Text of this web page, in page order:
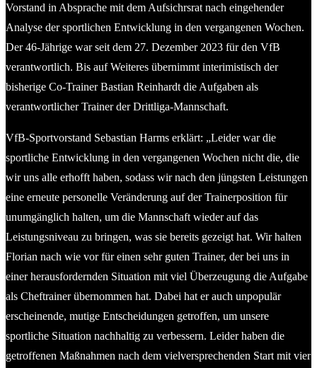
Vorstand in Absprache mit dem Aufsichrsrat nach eingehender
Analyse der sportlichen Entwicklung in den vergangenen Wochen.
Der 46-Jährige war seit dem 27. Dezember 2023 für den VfB
verantwortlich. Bis auf Weiteres übernimmt interimistisch der
bisherige Co-Trainer Bastian Reinhardt die Aufgaben als
verantwortlicher Trainer der Drittliga-Mannschaft.
VfB-Sportvorstand Sebastian Harms erklärt: „Leider war die
sportliche Entwicklung in den vergangenen Wochen nicht die, die
wir uns alle erhofft haben, sodass wir nach den jüngsten Leistungen
eine erneute personelle Veränderung auf der Trainerposition für
unumgänglich halten, um die Mannschaft wieder auf das
Leistungsniveau zu bringen, was sie bereits gezeigt hat. Wir halten
Florian nach wie vor für einen sehr guten Trainer, der bei uns in
einer herausfordernden Situation mit viel Überzeugung die Aufgabe
als Cheftrainer übernommen hat. Dabei hat er auch unpopulär
erscheinende, mutige Entscheidungen getroffen, um unsere
sportliche Situation nachhaltig zu verbessern. Leider haben die
getroffenen Maßnahmen nach dem vielversprechenden Start mit vier